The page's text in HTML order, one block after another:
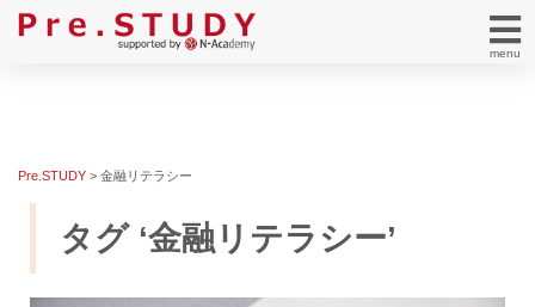
menu
Pre.STUDY > 金融リテラシー
タグ ‘金融リテラシー’